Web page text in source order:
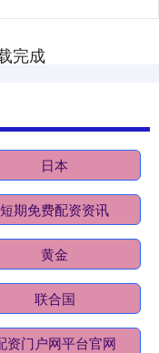
完成
日本
短期免费配资资讯
黄金
联合国
资门户网平台官网